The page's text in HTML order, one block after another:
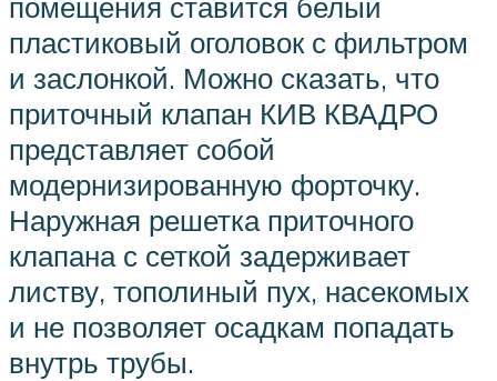
пластиковый оголовок с фильтром
и заслонкой. Можно сказать, что
приточный клапан КИВ КВАДРО
представляет собой
модернизированную форточку.
Наружная решетка приточного
клапана с сеткой задерживает
листву, тополиный пух, насекомых
и не позволяет осадкам попадать
внутрь трубы.